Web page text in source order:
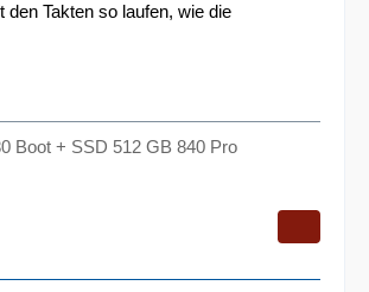
Takten so laufen, wie die
Boot + SSD 512 GB 840 Pro